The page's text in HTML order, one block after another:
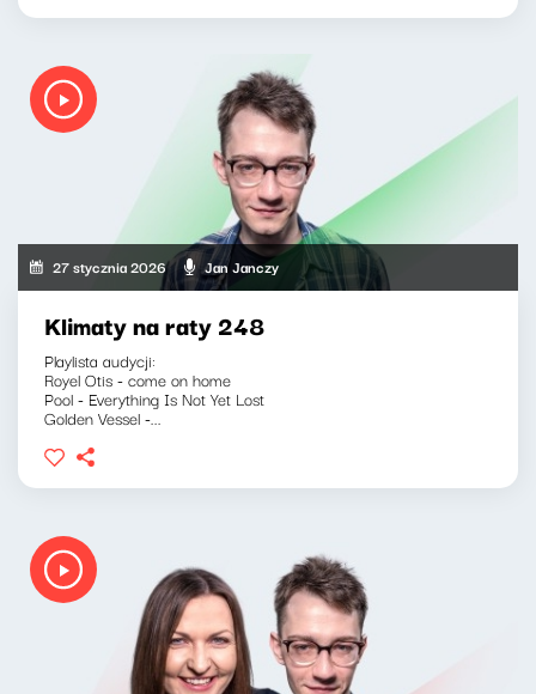
27 stycznia 2026 Jan Janczy
Klimaty na raty 248
Playlista audycji:
Royel Otis - come on home
Pool - Everything Is Not Yet Lost
Golden Vessel -...